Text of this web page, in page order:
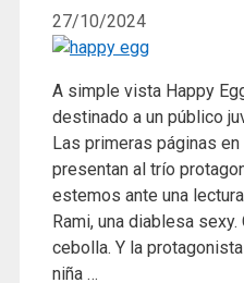
27/10/2024
A simple vista Happy
destinado a un público
Las primeras páginas
presentan al trío
estemos ante una
Rami, una diablesa
cebolla. Y la
niña …